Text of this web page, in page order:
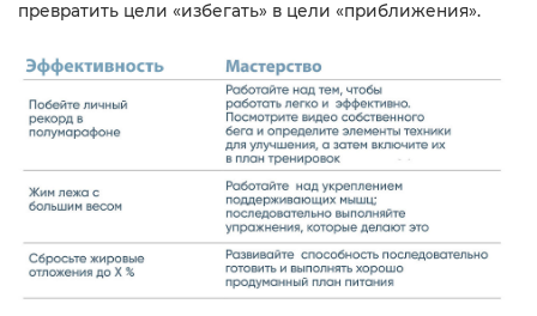
превратить цели «избегать» в цели «приближения».